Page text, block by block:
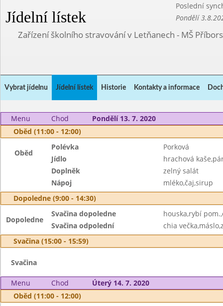
Jídelní lístek
Poslední
Pondělí
Zařízení školního stravování v Letňanech - MŠ
Vybrat jídelnu Jídelní lístek Historie Kontakty a informace
Menu Chod
Pondělí 13. 7. 2020
Oběd (11:00 - 12:00)
Oběd
Polévka
Porková
Jídlo
hrachová
Doplněk
zelný salát
Nápoj
mléko,čaj,sirup
Dopoledne (9:00 - 14:30)
Dopoledne
Svačina dopoledne
houska,rybí
Svačina odpolední
chia
Svačina (15:00 - 15:59)
Svačina
Menu Chod
Úterý 14. 7. 2020
Oběd (11:00 - 12:00)